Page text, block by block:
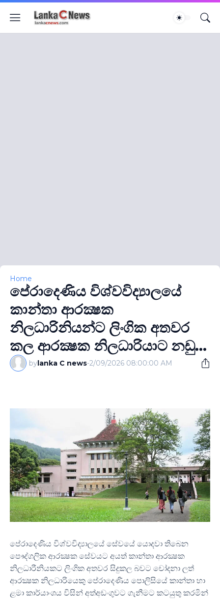
Home
පේරාදෙණිය විශ්වවිද්‍යාලයේ
කාන්තා ආරක්‍ෂක
නිලධාරිනියන්ට ලිංගික අතවර
කල ආරක්‍ෂක නිලධාරියාට නඩු...
bylanka C news-2/09/2026 08:00:00 AM
පේරාදෙණිය විශ්වවිද්‍යාලයේ සේවයේ යොදවා තිබෙන
පෞද්ගලික ආරක්‍ෂක සේවයට අයත් කාන්තා ආරක්‍ෂක
නිලධාරීනියකට ලිංගික අතවර සිදුකල බවට චෝදනා ලත්
ආරක්‍ෂක නිලධාරියෙකු පේරාදෙණිය පොලිසියේ කාන්තා හා
ළමා කාර්යාංශය විසින් අත්අඩංගුවට ගැනීමට කටයුතු කරමින්